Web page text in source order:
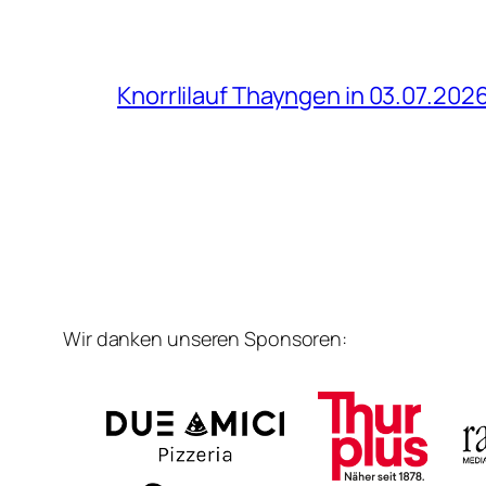
Knorrlilauf Thayngen in
Wir danken unseren Sponsoren: